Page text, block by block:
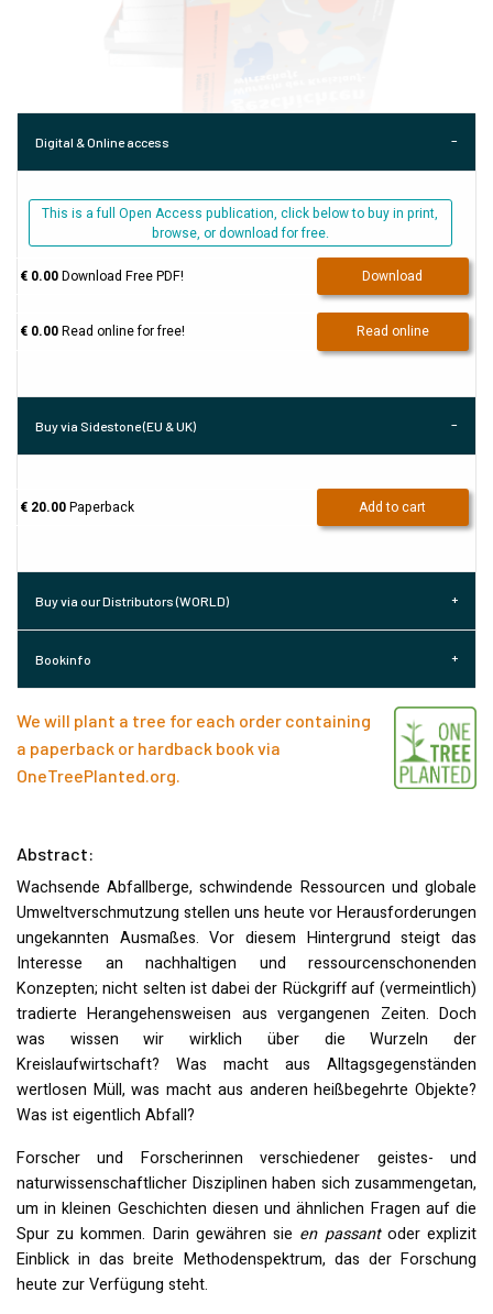
Digital & Online access
This is a full Open Access publication, click below to buy in print,
browse, or download for free.
€ 0.00Download Free PDF! Download
€ 0.00Read online for free! Read online
Buy via Sidestone (EU & UK)
€ 20.00Paperback Add to cart
Buy via our Distributors (WORLD)
Bookinfo
We will plant a tree for each order containing
a paperback or hardback book via
OneTreePlanted.org.
Abstract:
Wachsende Abfallberge, schwindende Ressourcen und globale
Umweltverschmutzung stellen uns heute vor Herausforderungen
ungekannten Ausmaßes. Vor diesem Hintergrund steigt das
Interesse an nachhaltigen und ressourcenschonenden
Konzepten; nicht selten ist dabei der Rückgriff auf (vermeintlich)
tradierte Herangehensweisen aus vergangenen Zeiten. Doch
was wissen wir wirklich über die Wurzeln der
Kreislaufwirtschaft? Was macht aus Alltagsgegenständen
wertlosen Müll, was macht aus anderen heißbegehrte Objekte?
Was ist eigentlich Abfall?
Forscher und Forscherinnen verschiedener geistes- und
naturwissenschaftlicher Disziplinen haben sich zusammengetan,
um in kleinen Geschichten diesen und ähnlichen Fragen auf die
Spur zu kommen. Darin gewähren sie en passantoder explizit
Einblick in das breite Methodenspektrum, das der Forschung
heute zur Verfügung steht.